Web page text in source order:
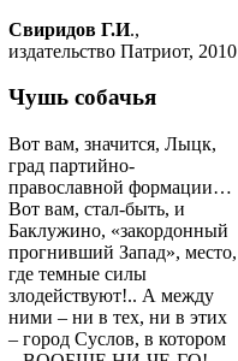
Свиридов Г.И.,
издательство Патриот, 2010
Чушь собачья
Вот вам, значится, Лыцк,
град партийно-
православной формации…
Вот вам, стал-быть, и
Баклужино, «закордонный
прогнивший Запад», место,
где темные силы
злодействуют!.. А между
ними – ни в тех, ни в этих
– город Суслов, в котором